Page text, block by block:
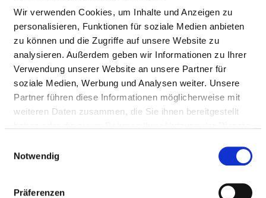
Wir verwenden Cookies, um Inhalte und Anzeigen zu
personalisieren, Funktionen für soziale Medien anbieten
zu können und die Zugriffe auf unsere Website zu
analysieren. Außerdem geben wir Informationen zu Ihrer
Verwendung unserer Website an unsere Partner für
soziale Medien, Werbung und Analysen weiter. Unsere
Partner führen diese Informationen möglicherweise mit
weiteren Daten zusammen, die Sie ihnen bereitgestellt
Notwendig
Präferenzen
Tel.:03501-7118-5201
Fax: 03501-7118-5202
Mail:ed.tiehdnuseg-soileh@2suahtdatS.leinaD
Mit Notfallambulanz
Anfahrt
https://www.helios-gesundheit.de/kliniken/pirna/un...
Daniel Stadthaus (Chefarzt)